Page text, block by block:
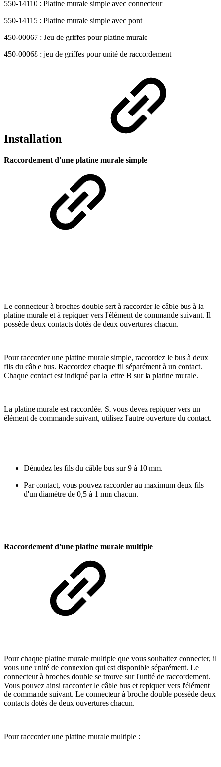
550-14110 : Platine murale simple avec connecteur
550-14115 : Platine murale simple avec pont
450-00067 : Jeu de griffes pour platine murale
450-00068 : jeu de griffes pour unité de raccordement
Installation
Raccordement d'une platine murale simple
Le connecteur à broches double sert à raccorder le câble bus à la
platine murale et à repiquer vers l'élément de commande suivant. Il
possède deux contacts dotés de deux ouvertures chacun.
Pour raccorder une platine murale simple, raccordez le bus à deux
fils du câble bus. Raccordez chaque fil séparément à un contact.
Chaque contact est indiqué par la lettre B sur la platine murale.
La platine murale est raccordée. Si vous devez repiquer vers un
élément de commande suivant, utilisez l'autre ouverture du contact.
Dénudez les fils du câble bus sur 9 à 10 mm.
Par contact, vous pouvez raccorder au maximum deux fils
d'un diamètre de 0,5 à 1 mm chacun.
Raccordement d'une platine murale multiple
Pour chaque platine murale multiple que vous souhaitez connecter, il
vous une unité de connexion qui est disponible séparément. Le
connecteur à broches double se trouve sur l'unité de raccordement.
Vous pouvez ainsi raccorder le câble bus et repiquer vers l'élément
de commande suivant. Le connecteur à broche double possède deux
contacts dotés de deux ouvertures chacun.
Pour raccorder une platine murale multiple :